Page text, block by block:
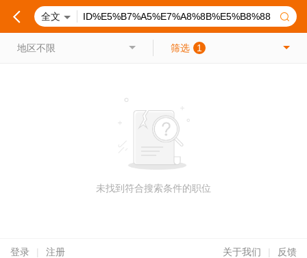
全文
地区不限 筛选 1
未找到符合搜索条件的职位
登录 | 注册 关于我们 | 反馈